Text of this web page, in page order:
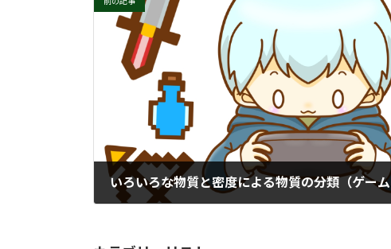
いろいろな物質と密度による物質の分類（ゲーム